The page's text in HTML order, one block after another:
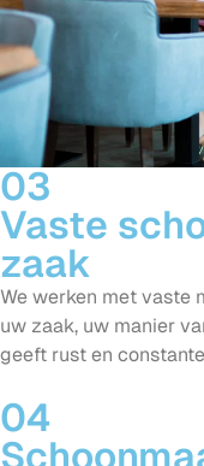
03
Vaste
zaak
We werken met vaste
uw zaak, uw manier
geeft rust en
04